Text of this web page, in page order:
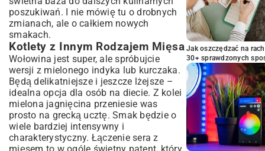
poszukiwań. I nie mówię tu o drobnych
zmianach, ale o całkiem nowych
smakach.
Kotlety z Innym Rodzajem Mięsa
Wołowina jest super, ale spróbujcie
wersji z mielonego indyka lub kurczaka.
Będą delikatniejsze i jeszcze lżejsze –
idealna opcja dla osób na diecie. Z kolei
mielona jagnięcina przeniesie was
prosto na grecką ucztę. Smak będzie o
wiele bardziej intensywny i
charakterystyczny. Łączenie sera z
Jak oszczędzać na
30+ sprawdzonych